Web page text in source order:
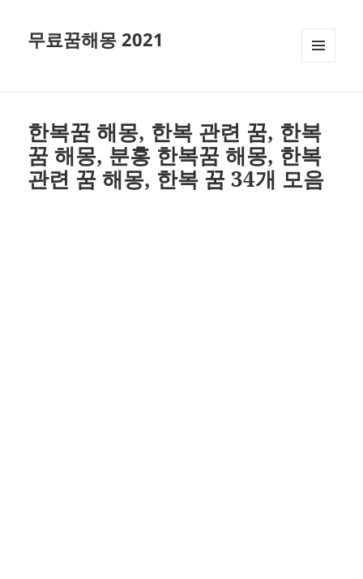
무료꿈해몽 2021
한복꿈 해몽, 한복 관련 꿈, 한복
꿈 해몽, 분홍 한복꿈 해몽, 한복
관련 꿈 해몽, 한복 꿈 34개 모음